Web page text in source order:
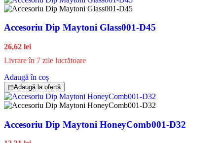
Accesoriu Dip Maytoni Glass001-D45
26,62 lei
Livrare în 7 zile lucrătoare
Adaugă în coș
▤Adaugă la ofertă
Accesoriu Dip Maytoni HoneyComb001-D32